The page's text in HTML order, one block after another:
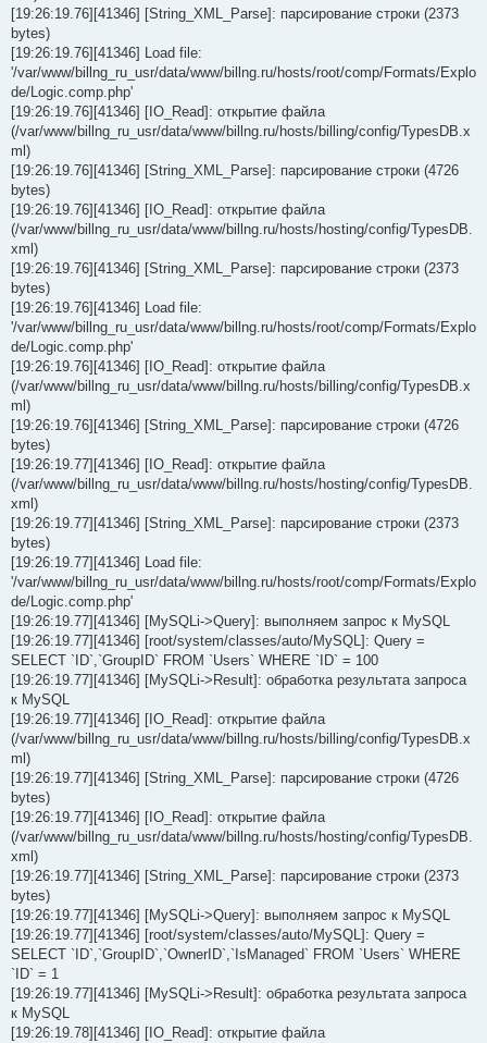
[19:26:19.76][41346] [String_XML_Parse]: парсирование строки (2373
bytes)
[19:26:19.76][41346] Load file:
'/var/www/billng_ru_usr/data/www/billng.ru/hosts/root/comp/Formats/Explo
de/Logic.comp.php'
[19:26:19.76][41346] [IO_Read]: открытие файла
(/var/www/billng_ru_usr/data/www/billng.ru/hosts/billing/config/TypesDB.x
ml)
[19:26:19.76][41346] [String_XML_Parse]: парсирование строки (4726
bytes)
[19:26:19.76][41346] [IO_Read]: открытие файла
(/var/www/billng_ru_usr/data/www/billng.ru/hosts/hosting/config/TypesDB.
xml)
[19:26:19.76][41346] [String_XML_Parse]: парсирование строки (2373
bytes)
[19:26:19.76][41346] Load file:
'/var/www/billng_ru_usr/data/www/billng.ru/hosts/root/comp/Formats/Explo
de/Logic.comp.php'
[19:26:19.76][41346] [IO_Read]: открытие файла
(/var/www/billng_ru_usr/data/www/billng.ru/hosts/billing/config/TypesDB.x
ml)
[19:26:19.76][41346] [String_XML_Parse]: парсирование строки (4726
bytes)
[19:26:19.77][41346] [IO_Read]: открытие файла
(/var/www/billng_ru_usr/data/www/billng.ru/hosts/hosting/config/TypesDB.
xml)
[19:26:19.77][41346] [String_XML_Parse]: парсирование строки (2373
bytes)
[19:26:19.77][41346] Load file:
'/var/www/billng_ru_usr/data/www/billng.ru/hosts/root/comp/Formats/Explo
de/Logic.comp.php'
[19:26:19.77][41346] [MySQLi->Query]: выполняем запрос к MySQL
[19:26:19.77][41346] [root/system/classes/auto/MySQL]: Query =
SELECT `ID`,`GroupID` FROM `Users` WHERE `ID` = 100
[19:26:19.77][41346] [MySQLi->Result]: обработка результата запроса
к MySQL
[19:26:19.77][41346] [IO_Read]: открытие файла
(/var/www/billng_ru_usr/data/www/billng.ru/hosts/billing/config/TypesDB.x
ml)
[19:26:19.77][41346] [String_XML_Parse]: парсирование строки (4726
bytes)
[19:26:19.77][41346] [IO_Read]: открытие файла
(/var/www/billng_ru_usr/data/www/billng.ru/hosts/hosting/config/TypesDB.
xml)
[19:26:19.77][41346] [String_XML_Parse]: парсирование строки (2373
bytes)
[19:26:19.77][41346] [MySQLi->Query]: выполняем запрос к MySQL
[19:26:19.77][41346] [root/system/classes/auto/MySQL]: Query =
SELECT `ID`,`GroupID`,`OwnerID`,`IsManaged` FROM `Users` WHERE
`ID` = 1
[19:26:19.77][41346] [MySQLi->Result]: обработка результата запроса
к MySQL
[19:26:19.78][41346] [IO_Read]: открытие файла